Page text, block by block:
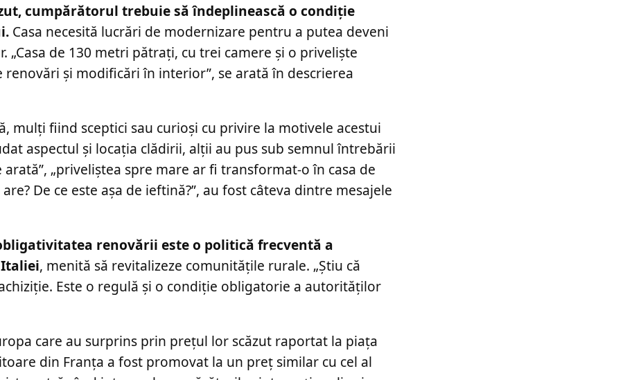
cumpărătorul trebuie să îndeplinească o condiție
Casa necesită lucrări de modernizare pentru a putea deveni
de 130 metri pătrați, cu trei camere și o priveliște
și modificări în interior”, se arată în descrierea
mulți fiind sceptici sau curioși cu privire la motivele acestui
aspectul și locația clădirii, alții au pus sub semnul întrebării
„priveliștea spre mare ar fi transformat-o în casa de
De ce este așa de ieftină?”, au fost câteva dintre mesajele
renovării este o politică frecventă a
, menită să revitalizeze comunitățile rurale. „Știu că
Este o regulă și o condiție obligatorie a autorităților
care au surprins prin prețul lor scăzut raportat la piața
din Franța a fost promovat la un preț similar cu cel al